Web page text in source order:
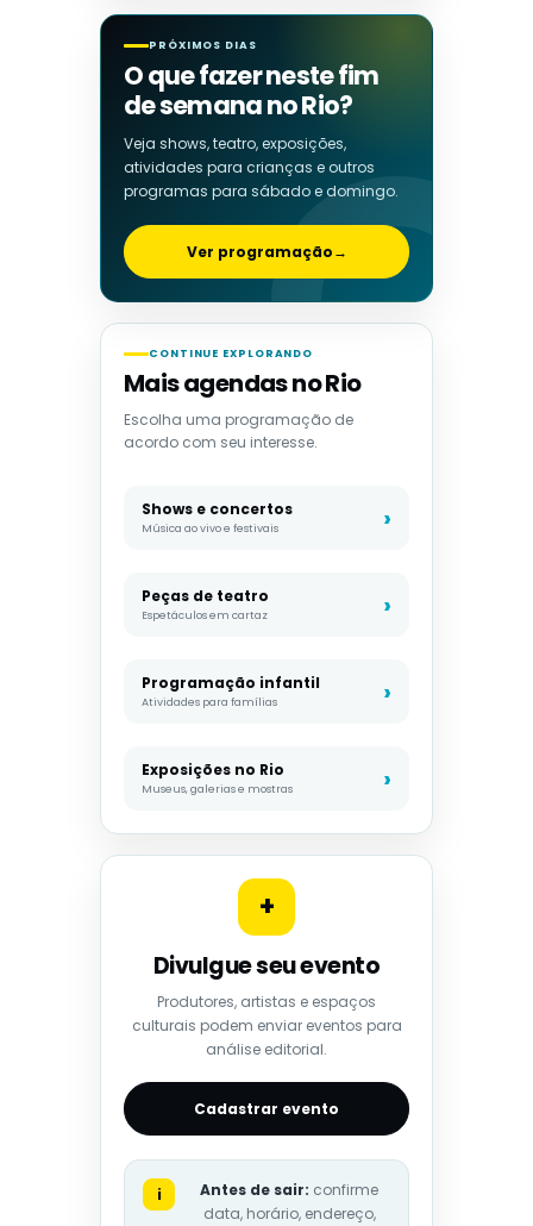
PRÓXIMOS DIAS
O que fazer neste fim
de semana no Rio?
Veja shows, teatro, exposições,
atividades para crianças e outros
programas para sábado e domingo.
Ver programação→
CONTINUE EXPLORANDO
Mais agendas no Rio
Escolha uma programação de
acordo com seu interesse.
Shows e concertos
Música ao vivo e festivais
Peças de teatro
Espetáculos em cartaz
Programação infantil
Atividades para famílias
Exposições no Rio
Museus, galerias e mostras
+
Divulgue seu evento
Produtores, artistas e espaços
culturais podem enviar eventos para
análise editorial.
Cadastrar evento
i Antes de sair: confirme
data, horário, endereço,